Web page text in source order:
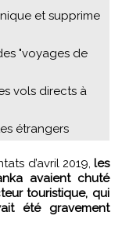
et supprime
"voyages de
vols directs à
étrangers
d’avril 2019, les
avaient chuté
touristique, qui
été gravement